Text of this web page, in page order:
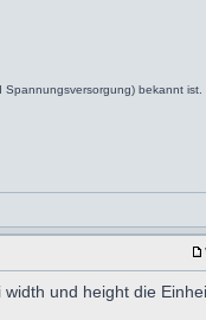
bekannt ist.
und height die